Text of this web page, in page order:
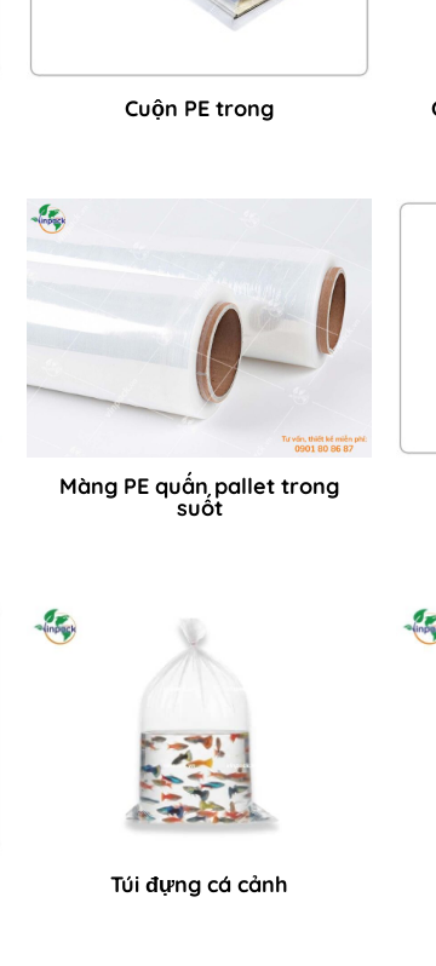
Cuộn PE trong
Màng PE quấn pallet trong
suốt
Túi đựng cá cảnh